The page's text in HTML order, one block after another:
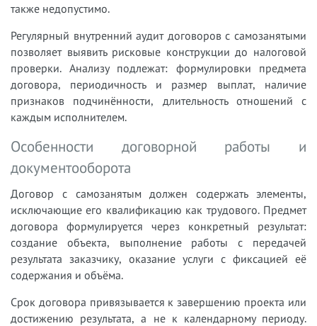
также недопустимо.
Регулярный внутренний аудит договоров с самозанятыми
позволяет выявить рисковые конструкции до налоговой
проверки. Анализу подлежат: формулировки предмета
договора, периодичность и размер выплат, наличие
признаков подчинённости, длительность отношений с
каждым исполнителем.
Особенности договорной работы и
документооборота
Договор с самозанятым должен содержать элементы,
исключающие его квалификацию как трудового. Предмет
договора формулируется через конкретный результат:
создание объекта, выполнение работы с передачей
результата заказчику, оказание услуги с фиксацией её
содержания и объёма.
Срок договора привязывается к завершению проекта или
достижению результата, а не к календарному периоду.